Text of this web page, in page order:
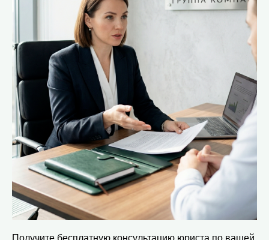
Получите бесплатную консультацию юриста по вашей